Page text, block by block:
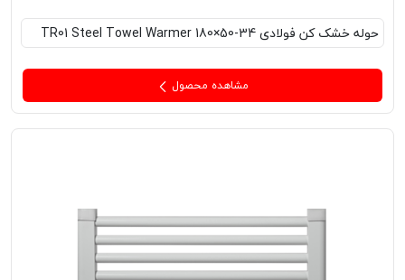
حوله خشک کن فولادی TR01 Steel Towel Warmer 180×50-34
مشاهده محصول